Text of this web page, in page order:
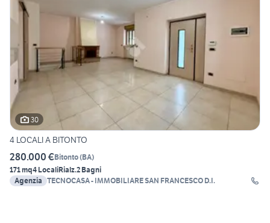
30
4 LOCALI A BITONTO
280.000 €Bitonto(BA)
171 mq4 LocaliRialz.2 Bagni
Agenzia TECNOCASA - IMMOBILIARE SAN FRANCESCO D.I.